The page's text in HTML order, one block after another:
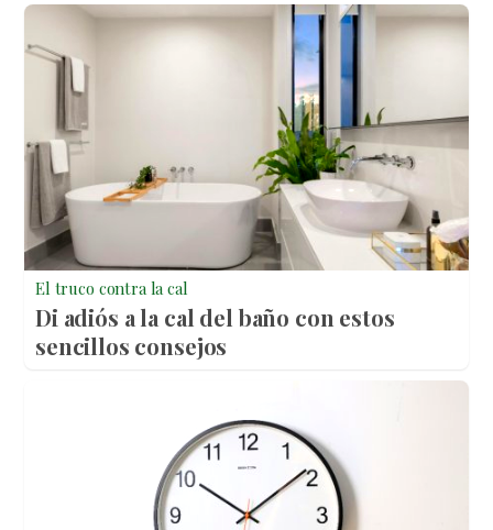
El truco contra la cal
Di adiós a la cal del baño con estos
sencillos consejos